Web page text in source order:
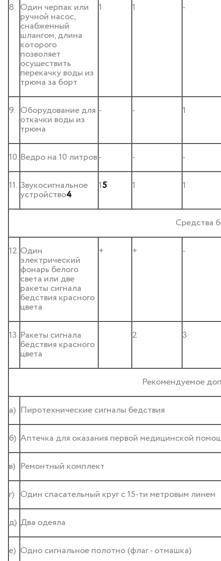
8. Один черпак или
ручной насос,
снабженный
шлангом, длина
которого
позволяет
осуществить
перекачку воды из
трюма за борт
1 1 -
9. Оборудование для
откачки воды из
трюма
- - 1
10.Ведро на 10 литров- - -
11. Звукосигнальное
устройство4
15 1 1
Средства
12.Один
электрический
фонарь белого
света или две
ракеты сигнала
бедствия красного
цвета
+ + -
13. Ракеты сигнала
бедствия красного
цвета
2 3
Рекомендуемое
а) Пиротехнические сигналы бедствия
б) Аптечка для оказания первой медицинской
в) Ремонтный комплект
г) Один спасательный круг с 15-ти метровым линем
д) Два одеяла
е) Одно сигнальное полотно (флаг - отмашка)